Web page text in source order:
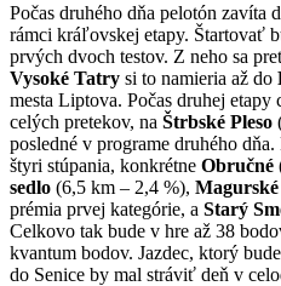
Počas druhého dňa pelotón zavíta
rámci kráľovskej etapy. Štartovať
prvých dvoch testov. Z neho sa
Vysoké Tatry si to namieria až do
mesta Liptova. Počas druhej
celých pretekov, na Štrbské Pleso
posledné v programe druhého
štyri stúpania, konkrétne Obručné
sedlo (6,5 km – 2,4 %), Magurské
prémia prvej kategórie, a Starý
Celkovo tak bude v hre až 38
kvantum bodov. Jazdec, ktorý
do Senice by mal stráviť deň v